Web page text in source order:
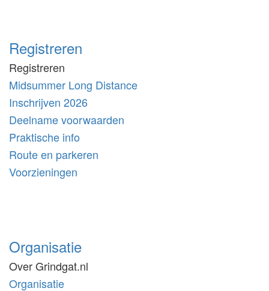
Registreren
Registreren
Midsummer Long Distance
Inschrijven 2026
Deelname voorwaarden
Praktische info
Route en parkeren
Voorzieningen
Organisatie
Over Grindgat.nl
Organisatie